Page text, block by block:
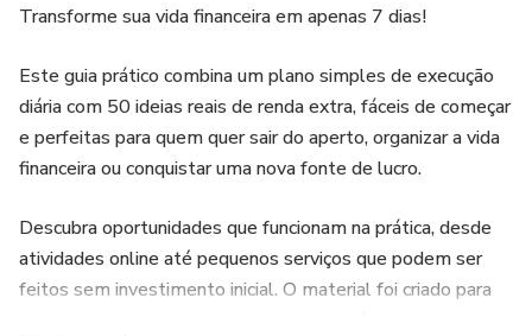
Transforme sua vida financeira em apenas 7 dias!
Este guia prático combina um plano simples de execução
diária com 50 ideias reais de renda extra, fáceis de começar
e perfeitas para quem quer sair do aperto, organizar a vida
financeira ou conquistar uma nova fonte de lucro.
Descubra oportunidades que funcionam na prática, desde
atividades online até pequenos serviços que podem ser
feitos sem investimento inicial. O material foi criado para